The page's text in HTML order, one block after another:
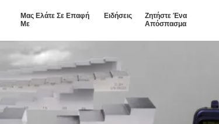
Μας Ελάτε Σε Επαφή
Με
Ειδήσεις
Ζητήστε Ένα
Απόσπασμα